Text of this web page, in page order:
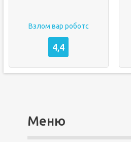
Взлом вар роботс
4,4
Меню